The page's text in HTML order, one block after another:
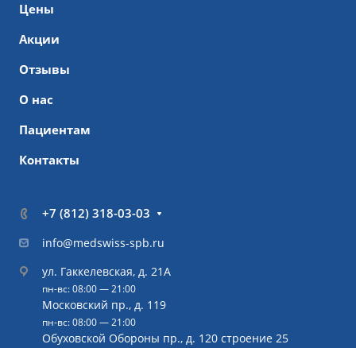
Цены
Акции
Отзывы
О нас
Пациентам
Контакты
+7 (812) 318-03-03
info@medswiss-spb.ru
ул. Гаккелевская, д. 21А
пн-вс: 08:00 — 21:00
Московский пр., д. 119
пн-вс: 08:00 — 21:00
Обуховской Обороны пр., д. 120 строение 25